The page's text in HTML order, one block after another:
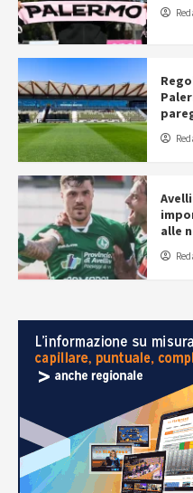
alle